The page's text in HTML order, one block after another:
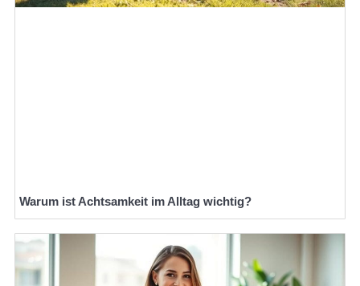
Warum ist Achtsamkeit im Alltag wichtig?